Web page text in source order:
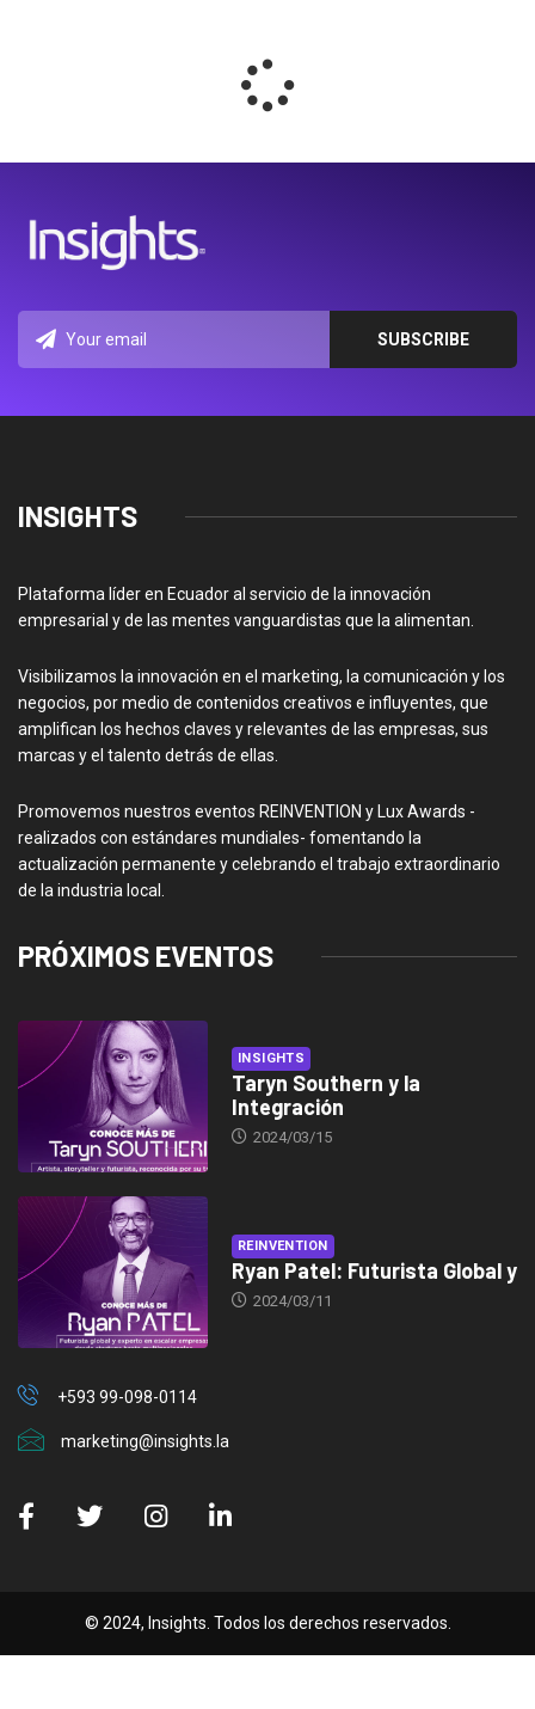
INSIGHTS
Plataforma líder en Ecuador al servicio de la innovación
empresarial y de las mentes vanguardistas que la alimentan.
Visibilizamos la innovación en el marketing, la comunicación y los
negocios, por medio de contenidos creativos e influyentes, que
amplifican los hechos claves y relevantes de las empresas, sus
marcas y el talento detrás de ellas.
Promovemos nuestros eventos REINVENTION y Lux Awards -
realizados con estándares mundiales- fomentando la
actualización permanente y celebrando el trabajo extraordinario
de la industria local.
PRÓXIMOS EVENTOS
INSIGHTS
Taryn Southern y la
Integración
2024/03/15
REINVENTION
Ryan Patel: Futurista Global y
2024/03/11
+593 99-098-0114
marketing@insights.la
© 2024, Insights. Todos los derechos reservados.